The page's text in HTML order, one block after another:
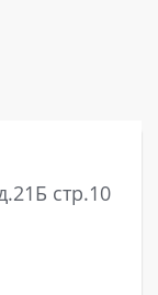
стр.10